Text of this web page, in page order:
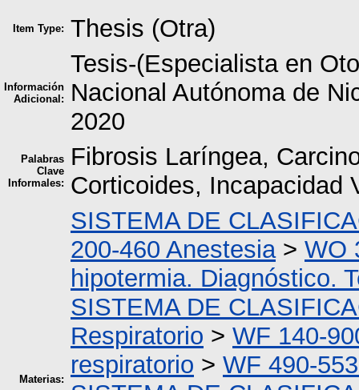
Item Type: Thesis (Otra)
Información
Adicional:
Tesis-(Especialista en
Nacional Autónoma de
2020
Palabras
Clave
Informales:
Fibrosis Laríngea,
Corticoides, Incapacidad
Materias:
SISTEMA DE
200-460 Anestesia> WO
hipotermia. Diagnóstico.
SISTEMA DE
Respiratorio > WF 140-
respiratorio > WF 490-